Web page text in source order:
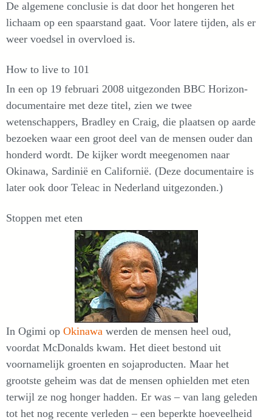
De algemene conclusie is dat door het hongeren het
lichaam op een spaarstand gaat. Voor latere tijden, als er
weer voedsel in overvloed is.
How to live to 101
In een op 19 februari 2008 uitgezonden BBC Horizon-
documentaire met deze titel, zien we twee
wetenschappers, Bradley en Craig, die plaatsen op aarde
bezoeken waar een groot deel van de mensen ouder dan
honderd wordt. De kijker wordt meegenomen naar
Okinawa, Sardinië en Californië. (Deze documentaire is
later ook door Teleac in Nederland uitgezonden.)
Stoppen met eten
In Ogimi op Okinawa werden de mensen heel oud,
voordat McDonalds kwam. Het dieet bestond uit
voornamelijk groenten en sojaproducten. Maar het
grootste geheim was dat de mensen ophielden met eten
terwijl ze nog honger hadden. Er was – van lang geleden
tot het nog recente verleden – een beperkte hoeveelheid